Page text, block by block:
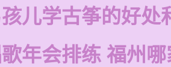
儿学古筝的好处
年会排练 福州